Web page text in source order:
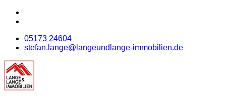
05173 24604
stefan.lange@langeundlange-immobilien.de